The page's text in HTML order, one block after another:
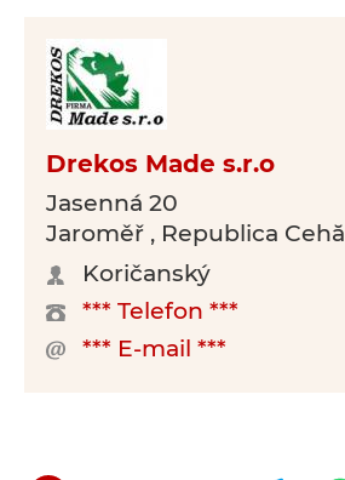
Drekos Made s.r.o
Jasenná 20
Jaroměř , Republica Cehă
Koričanský
*** Telefon ***
*** E-mail ***